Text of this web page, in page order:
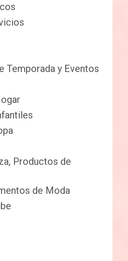
Temporada y Eventos
Productos de
de Moda